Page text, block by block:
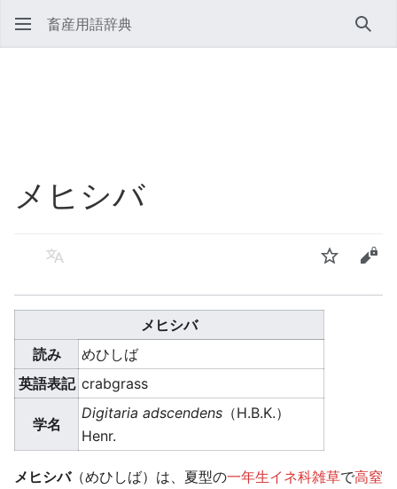
畜産用語辞典 検索
メヒシバ
言語 ウォッチソ
メヒシバ
読み
めひしば
英語表記 crabgrass
学名
Digitaria adscendens （H.B.K.）
Henr.
メヒシバ（めひしば）は、夏型の一年生イネ科雑草で高窒